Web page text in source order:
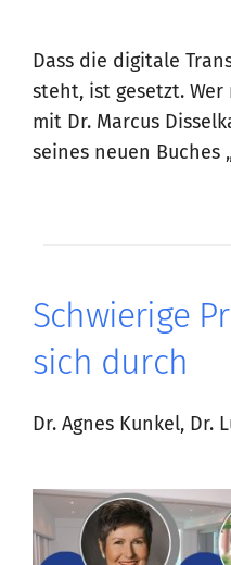
Dass die digitale
steht, ist gesetzt.
mit Dr. Marcus
seines neuen Buches
Schwierige
sich durch
Dr. Agnes Kunkel, Dr.